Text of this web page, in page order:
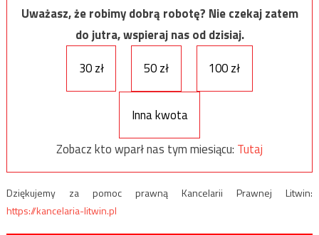
Uważasz, że robimy dobrą robotę? Nie czekaj zatem
do jutra, wspieraj nas od dzisiaj.
30 zł
50 zł 100 zł
Inna kwota
Zobacz kto wparł nas tym miesiącu: Tutaj
Dziękujemy za pomoc prawną Kancelarii Prawnej Litwin:
https://kancelaria-litwin.pl